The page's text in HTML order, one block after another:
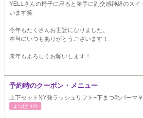
YELLさんの椅子に座ると勝手に副交感神経のスイ
います笑
今年もたくさんお世話になりました。
本当にいつもありがとうございます！
来年もよろしくお願いします！
予約時のクーポン・メニュー
上下セットNY発ラッシュリフト+下まつ毛パーマ
まつげ･ﾒｲｸ